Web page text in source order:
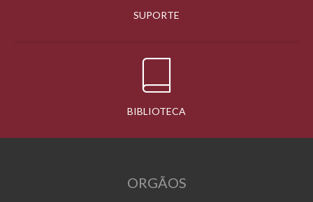
SUPORTE
BIBLIOTECA
ORGÃOS